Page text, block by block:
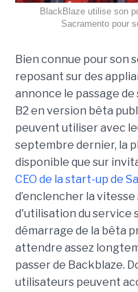
BlackBlaze utilise son
Sacramento pour
Bien connue pour son
reposant sur des
annonce le passage
B2 en version bêta
peuvent utiliser avec
septembre dernier, la
disponible que sur
CEO de la start-up de
d’enclencher la
d'utilisation du service
démarrage de la bêta
attendre assez
passer de Backblaze.
utilisateurs peuvent